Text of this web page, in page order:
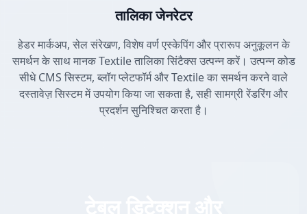
तालिका जेनरेटर
हेडर मार्कअप, सेल संरेखण, विशेष वर्ण एस्केपिंग और प्रारूप अनुकूलन के
समर्थन के साथ मानक Textile तालिका सिंटैक्स उत्पन्न करें। उत्पन्न कोड
सीधे CMS सिस्टम, ब्लॉग प्लेटफॉर्म और Textile का समर्थन करने वाले
दस्तावेज़ सिस्टम में उपयोग किया जा सकता है, सही सामग्री रेंडरिंग और
प्रदर्शन सुनिश्चित करता है।